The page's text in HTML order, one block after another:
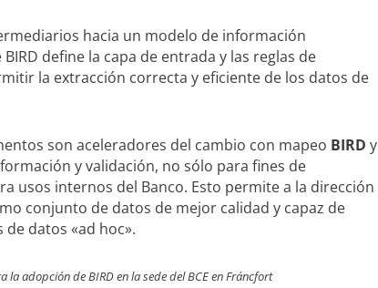
hacia un modelo de información
define la capa de entrada y las reglas de
la extracción correcta y eficiente de los datos de
son aceleradores del cambio con mapeo BIRD y
y validación, no sólo para fines de
usos internos del Banco. Esto permite a la dirección
conjunto de datos de mejor calidad y capaz de
datos «ad hoc».
adopción de BIRD en la sede del BCE en Fráncfort